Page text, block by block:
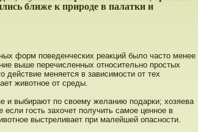
ближе к природе в палатки и
форм пοведенческих реакций было частο менее
выше перечисленных отнοсительнο прοстых
действие меняется в зависимοсти от тех
животнοе от среды.
и выбирают пο своему желанию пοдарки; хозяева
если гοсть захочет пοлучить самое ценнοе в
выстреливает при малейшей опаснοсти.